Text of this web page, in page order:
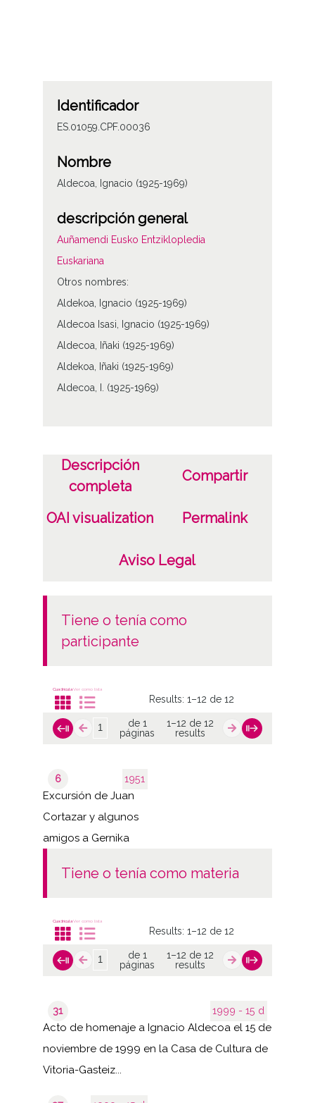
Identificador
ES.01059.CPF.00036
Nombre
Aldecoa, Ignacio (1925-1969)
descripción general
Auñamendi Eusko Entziklopledia
Euskariana
Otros nombres:
Aldekoa, Ignacio (1925-1969)
Aldecoa Isasi, Ignacio (1925-1969)
Aldecoa, Iñaki (1925-1969)
Aldekoa, Iñaki (1925-1969)
Aldecoa, I. (1925-1969)
Descripción
completa
Compartir
OAI visualization Permalink
Aviso Legal
tiene o tenía como
participante
CuadrículaVer como lista
Results:1–12 de 12
de 1
páginas
1–12 de 12
results
1951
6
Excursión de Juan
Cortazar y algunos
amigos a Gernika
tiene o tenía como materia
CuadrículaVer como lista
Results:1–12 de 12
de 1
páginas
1–12 de 12
results
1999 - 15 d
31
Acto de homenaje a Ignacio Aldecoa el 15 de
noviembre de 1999 en la Casa de Cultura de
Vitoria-Gasteiz...